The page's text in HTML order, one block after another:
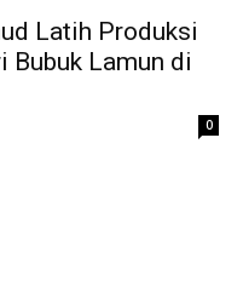
Latih Produksi
Bubuk Lamun di
0